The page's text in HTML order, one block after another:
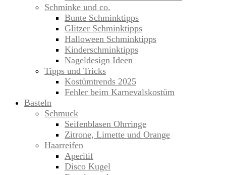
Schminke und co.
Bunte Schminktipps
Glitzer Schminktipps
Halloween Schminktipps
Kinderschminktipps
Nageldesign Ideen
Tipps und Tricks
Kostümtrends 2025
Fehler beim Karnevalskostüm
Basteln
Schmuck
Seifenblasen Ohrringe
Zitrone, Limette und Orange
Haarreifen
Aperitif
Disco Kugel